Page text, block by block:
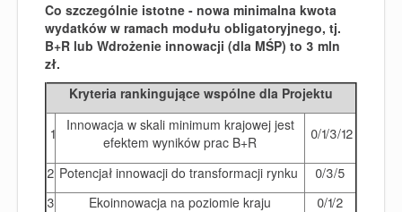
Co szczególnie istotne - nowa minimalna kwota
wydatków w ramach modułu obligatoryjnego, tj.
B+R lub Wdrożenie innowacji (dla MŚP) to 3 mln
zł.
Kryteria rankingujące wspólne dla Projektu
1
Innowacja w skali minimum krajowej jest
efektem wyników prac B+R
0/1/3/12
2 Potencjał innowacji do transformacji rynku
0/3/5
3
Ekoinnowacja na poziomie kraju
0/1/2